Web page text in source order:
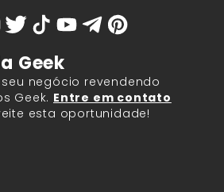
Geek
seu negócio revendendo
Geek. Entre em contato
esta oportunidade!